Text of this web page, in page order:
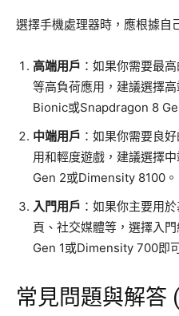
選擇手機處理器時，應根據自
高端用戶 ：如果你需要最
等高負荷應用，建議選擇
Bionic或Snapdragon 8
中端用戶 ：如果你需要良
用和輕度遊戲，建議選擇
Gen 2或Dimensity 8100。
入門用戶 ：如果你主要用
頁、社交媒體等，選擇入
Gen 1或Dimensity 700即
常見問題與解答